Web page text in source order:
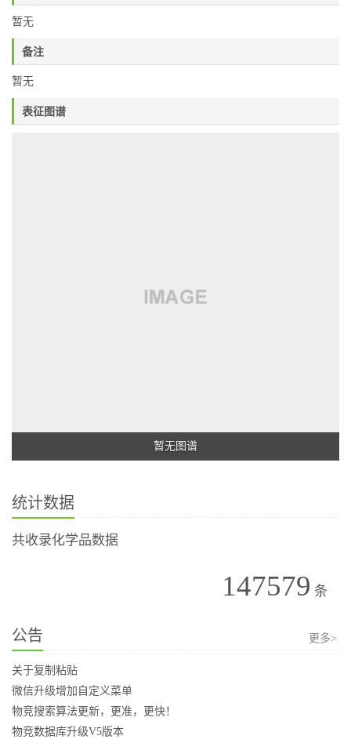
暂无
备注
暂无
表征图谱
暂无图谱
统计数据
共收录化学品数据
147579 条
公告 更多>
关于复制粘贴
微信升级增加自定义菜单
物竞搜索算法更新，更准，更快！
物竞数据库升级V5版本